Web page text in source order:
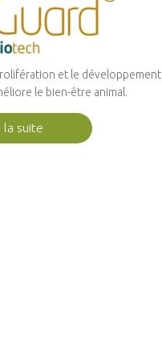
et le développement
le bien-être animal.
la suite